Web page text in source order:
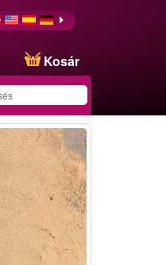
Kosár
a
közé!